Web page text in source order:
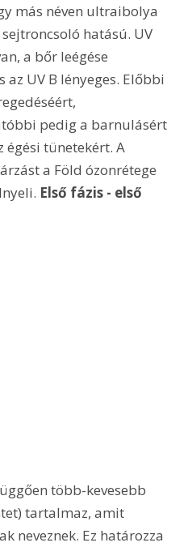
más néven ultraibolya
hatású. UV
a bőr leégése
az UV B lényeges. Előbbi
pedig a barnulásért
égési tünetekért. A
a Föld ózonrétege
Első fázis - első
tartalmaz, amit
neveznek. Ez határozza